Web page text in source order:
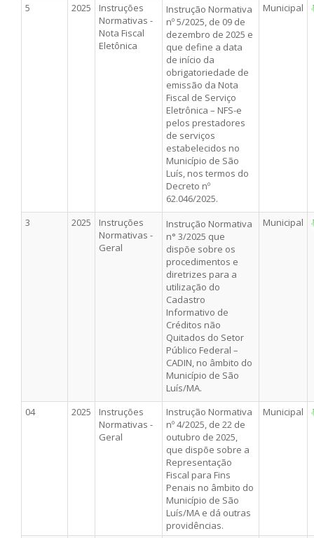
5 2025
Instruções
Normativas -
Nota Fiscal
Eletônica
Instrução Normativa
nº 5/2025, de 09 de
dezembro de 2025 e
que define a data
de início da
obrigatoriedade de
emissão da Nota
Fiscal de Serviço
Eletrônica – NFS-e
pelos prestadores
de serviços
estabelecidos no
Município de São
Luís, nos termos do
Decreto nº
62.046/2025.
Municipal
3 2025
Instruções
Normativas -
Geral
Instrução Normativa
n° 3/2025 que
dispõe sobre os
procedimentos e
diretrizes para a
utilização do
Cadastro
Informativo de
Créditos não
Quitados do Setor
Público Federal –
CADIN, no âmbito do
Município de São
Luís/MA.
Municipal
04 2025
Instruções
Normativas -
Geral
Instrução Normativa
nº 4/2025, de 22 de
outubro de 2025,
que dispõe sobre a
Representação
Fiscal para Fins
Penais no âmbito do
Município de São
Luís/MA e dá outras
providências.
Municipal